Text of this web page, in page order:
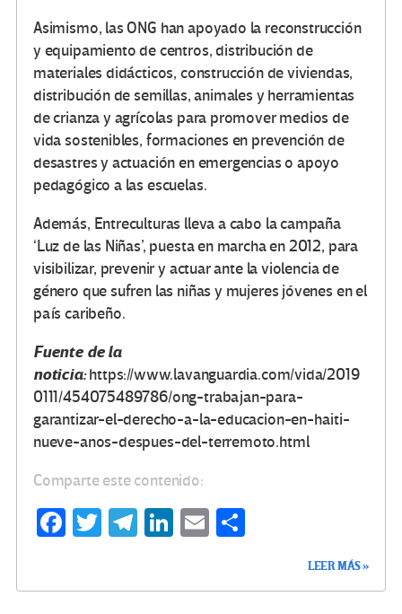
Asimismo, las ONG han apoyado la reconstrucción
y equipamiento de centros, distribución de
materiales didácticos, construcción de viviendas,
distribución de semillas, animales y herramientas
de crianza y agrícolas para promover medios de
vida sostenibles, formaciones en prevención de
desastres y actuación en emergencias o apoyo
pedagógico a las escuelas.
Además, Entreculturas lleva a cabo la campaña
‘Luz de las Niñas’, puesta en marcha en 2012, para
visibilizar, prevenir y actuar ante la violencia de
género que sufren las niñas y mujeres jóvenes en el
país caribeño.
Fuente de la
noticia:https://www.lavanguardia.com/vida/2019
0111/454075489786/ong-trabajan-para-
garantizar-el-derecho-a-la-educacion-en-haiti-
nueve-anos-despues-del-terremoto.html
Comparte este contenido:
Fa T
Te Li
E
LEER MÁS »